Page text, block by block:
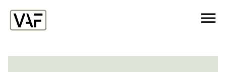
Ga verder naar de inhoud